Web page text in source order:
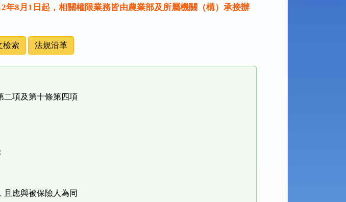
8月1日起，相關權限業務皆由農業部及所屬機關（構）承接辦
檢索 法規沿革
二項及第十條第四項
且應與被保險人為同